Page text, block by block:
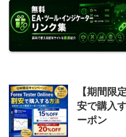
【期間限
安で購入
ーポン